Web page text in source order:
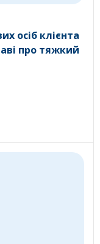
осіб клієнта
про тяжкий